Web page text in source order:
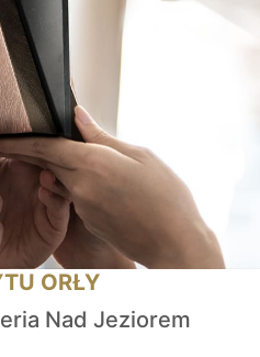
ORŁY
Nad Jeziorem